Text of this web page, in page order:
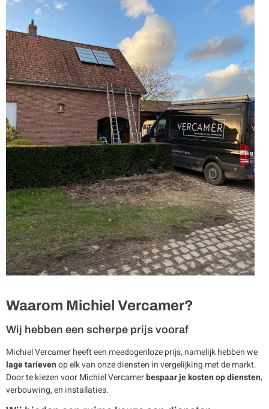
Waarom Michiel Vercamer?
Wij hebben een scherpe prijs vooraf
Michiel Vercamer heeft een meedogenloze prijs, namelijk hebben we
lage tarievenop elk van onze diensten in vergelijking met de markt.
Door te kiezen voor Michiel Vercamerbespaar je kosten op diensten,
verbouwing, en installaties.